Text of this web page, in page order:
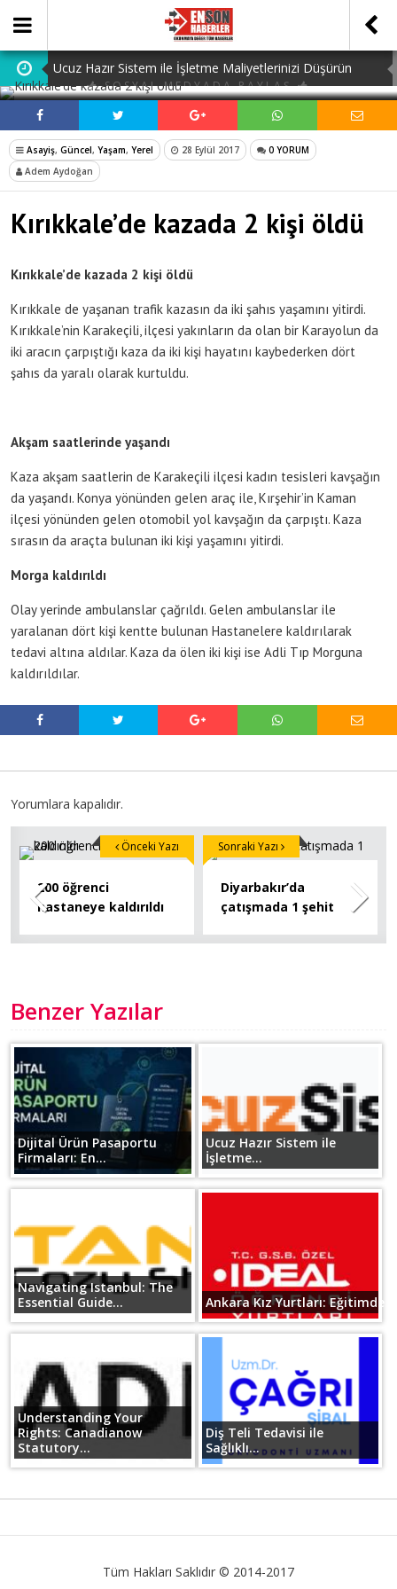
Ucuz Hazır Sistem ile İşletme Maliyetlerinizi Düşürün
Navigating Istanbul: The Essential Guide to Airport
Transfer Istanbul Airport
Ankara Kız Yurtları: Eğitimde Başarı İçin İdeal Ortam
Understanding Your Rights: Canadianow Statutory
Holidays Explained
Dijital Ürün Pasaportu Firmaları: En İyi 10 Şirket
SOSYAL MEDYADA PAYLAŞ
Asayiş, Güncel, Yaşam, Yerel 28 Eylül 2017
0 YORUM
Adem Aydoğan
Kırıkkale’de kazada 2 kişi öldü
Kırıkkale’de kazada 2 kişi öldü
Kırıkkale de yaşanan trafik kazasın da iki şahıs yaşamını yitirdi.
Kırıkkale’nin Karakeçili, ilçesi yakınların da olan bir Karayolun da
iki aracın çarpıştığı kaza da iki kişi hayatını kaybederken dört
şahıs da yaralı olarak kurtuldu.
Akşam saatlerinde yaşandı
Kaza akşam saatlerin de Karakeçili ilçesi kadın tesisleri kavşağın
da yaşandı. Konya yönünden gelen araç ile, Kırşehir’in Kaman
ilçesi yönünden gelen otomobil yol kavşağın da çarpıştı. Kaza
sırasın da araçta bulunan iki kişi yaşamını yitirdi.
Morga kaldırıldı
Olay yerinde ambulanslar çağrıldı. Gelen ambulanslar ile
yaralanan dört kişi kentte bulunan Hastanelere kaldırılarak
tedavi altına aldılar. Kaza da ölen iki kişi ise Adli Tıp Morguna
kaldırıldılar.
Yorumlara kapalıdır.
200 öğrenci
hastaneye kaldırıldı
Önceki Yazı
Diyarbakır’da
çatışmada 1 şehit
Sonraki Yazı
Benzer Yazılar
Dijital Ürün Pasaportu
Firmaları: En...
Ucuz Hazır Sistem ile
İşletme...
Navigating Istanbul: The
Essential Guide...
Ankara Kız Yurtları: Eğitimde
Understanding Your
Rights: Canadianow
Statutory...
Diş Teli Tedavisi ile
Sağlıklı...
Tüm Hakları Saklıdır © 2014-2017